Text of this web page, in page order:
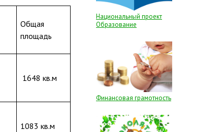
Общая
площадь
1648 кв.м
1083 кв.м
Национальный проект
Образование
Финансовая грамотность